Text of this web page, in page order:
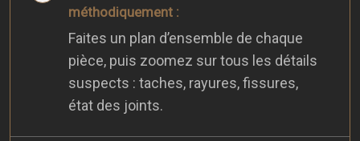
méthodiquement :
Faites un plan d’ensemble de chaque
pièce, puis zoomez sur tous les détails
suspects : taches, rayures, fissures,
état des joints.